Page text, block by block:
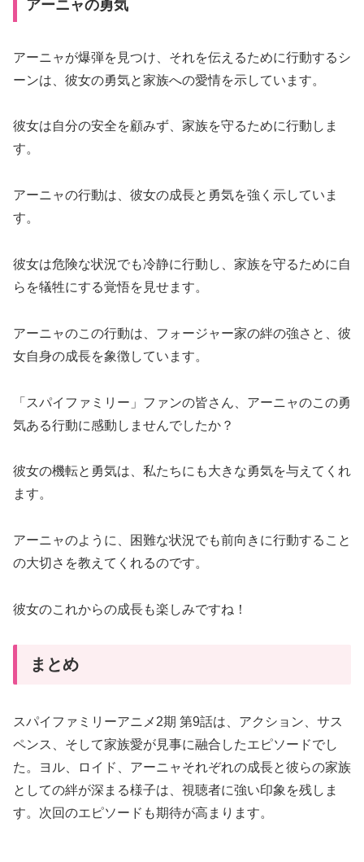
アーニャの勇気
アーニャが爆弾を見つけ、それを伝えるために行動するシ
ーンは、彼女の勇気と家族への愛情を示しています。
彼女は自分の安全を顧みず、家族を守るために行動しま
す。
アーニャの行動は、彼女の成長と勇気を強く示していま
す。
彼女は危険な状況でも冷静に行動し、家族を守るために自
らを犠牲にする覚悟を見せます。
アーニャのこの行動は、フォージャー家の絆の強さと、彼
女自身の成長を象徴しています。
「スパイファミリー」ファンの皆さん、アーニャのこの勇
気ある行動に感動しませんでしたか？
彼女の機転と勇気は、私たちにも大きな勇気を与えてくれ
ます。
アーニャのように、困難な状況でも前向きに行動すること
の大切さを教えてくれるのです。
彼女のこれからの成長も楽しみですね！
まとめ
スパイファミリーアニメ2期 第9話は、アクション、サス
ペンス、そして家族愛が見事に融合したエピソードでし
た。ヨル、ロイド、アーニャそれぞれの成長と彼らの家族
としての絆が深まる様子は、視聴者に強い印象を残しま
す。次回のエピソードも期待が高まります。